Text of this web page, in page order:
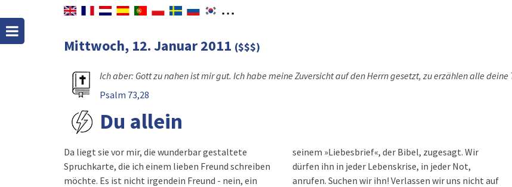
Mittwoch, 12. Januar 2011 ($$$)
Ich aber: Gott zu nahen ist mir gut. Ich habe meine Zuversicht auf den Herrn gesetzt, zu erzählen alle deine
Psalm 73,28
Du allein
Da liegt sie vor mir, die wunderbar gestaltete
Spruchkarte, die ich einem lieben Freund schreiben
möchte. Es ist nicht irgendein Freund - nein, ein
seinem »Liebesbrief«, der Bibel, zugesagt. Wir
dürfen ihn in jeder Lebenskrise, in jeder Not,
anrufen. Suchen wir ihn! Verlassen wir uns nicht auf